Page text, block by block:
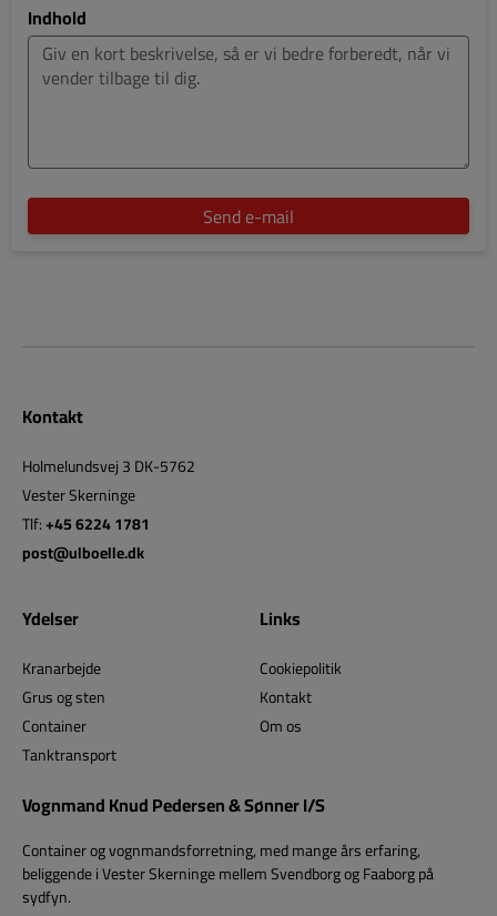
Indhold
Send e-mail
Kontakt
Holmelundsvej 3 DK-5762
Vester Skerninge
Tlf:+45 6224 1781
post@ulboelle.dk
Ydelser
Kranarbejde
Grus og sten
Container
Tanktransport
Links
Cookiepolitik
Kontakt
Om os
Vognmand Knud Pedersen & Sønner I/S
Container og vognmandsforretning, med mange års erfaring,
beliggende i Vester Skerninge mellem Svendborg og Faaborg på
sydfyn.